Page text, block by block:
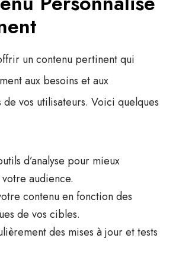
un contenu pertinent qui
aux besoins et aux
vos utilisateurs. Voici quelques
d’analyse pour mieux
audience.
contenu en fonction des
de vos cibles.
des mises à jour et tests